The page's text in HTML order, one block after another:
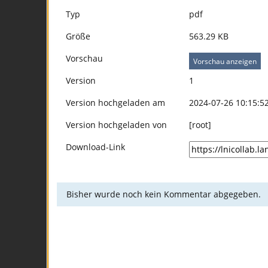
Typ
pdf
Größe
563.29 KB
Vorschau
Vorschau anzeigen
Version
1
Version hochgeladen am
2024-07-26
Version hochgeladen von
[root]
Download-Link
Bisher wurde noch kein Kommentar abgegeben.